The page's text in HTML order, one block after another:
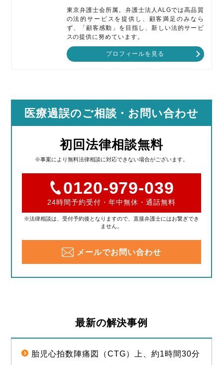
東京弁護士会所属。弁護士法人ALGでは高品質
の法的サービスを提供し、顧客満足のみなら
ず、「顧客感動」を目指し、新しい法的サービ
スの提供に努めています。
プロフィールを見る
医療過誤のご相談 ・お問い合わせ
初回法律相談無料
※事案により無料法律相談に対応できない場合がございます。
0120-979-039
24時間予約受付・年中無休・通話無料
※法律相談は、受付予約後となりますので、直接弁護士にはお繋ぎでき
ません。
メールでお問い合わせ
最新の解決事例
胎児心拍数陣痛図（CTG）上、約1時間30分